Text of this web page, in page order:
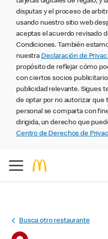
disputas y el proceso de
usando nuestro sitio web
aceptas el acuerdo revisado
Condiciones. También
nuestra Declaración de
propósito de reflejar cómo
con ciertos socios
publicidad relevante. Sigues
de optar por no autorizar que
personal se comparta con
dirigida, un derecho que
Centro de Derechos de
Busca otro restaurante